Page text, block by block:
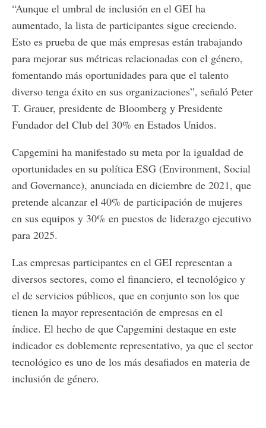
“Aunque el umbral de inclusión en el GEI ha
aumentado, la lista de participantes sigue creciendo.
Esto es prueba de que más empresas están trabajando
para mejorar sus métricas relacionadas con el género,
fomentando más oportunidades para que el talento
diverso tenga éxito en sus organizaciones”, señaló Peter
T. Grauer, presidente de Bloomberg y Presidente
Fundador del Club del 30% en Estados Unidos.
Capgemini ha manifestado su meta por la igualdad de
oportunidades en su política ESG (Environment, Social
and Governance), anunciada en diciembre de 2021, que
pretende alcanzar el 40% de participación de mujeres
en sus equipos y 30% en puestos de liderazgo ejecutivo
para 2025.
Las empresas participantes en el GEI representan a
diversos sectores, como el financiero, el tecnológico y
el de servicios públicos, que en conjunto son los que
tienen la mayor representación de empresas en el
índice. El hecho de que Capgemini destaque en este
indicador es doblemente representativo, ya que el sector
tecnológico es uno de los más desafiados en materia de
inclusión de género.